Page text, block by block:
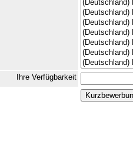
Ihre Verfügbarkeit